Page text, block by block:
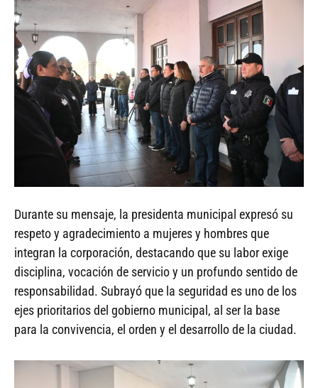
Durante su mensaje, la presidenta municipal expresó su
respeto y agradecimiento a mujeres y hombres que
integran la corporación, destacando que su labor exige
disciplina, vocación de servicio y un profundo sentido de
responsabilidad. Subrayó que la seguridad es uno de los
ejes prioritarios del gobierno municipal, al ser la base
para la convivencia, el orden y el desarrollo de la ciudad.